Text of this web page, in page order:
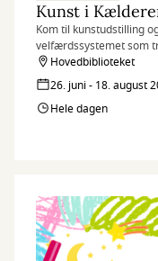
Kunst i
Kom til kunstudstilling
velfærdssystemet som
deres sko på.
Hovedbiblioteket
26. juni - 18. august
Hele dagen